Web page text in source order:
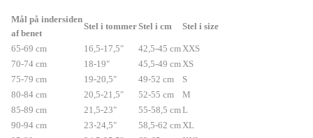
Mål på indersiden
af benet
Stel i tommerStel i cm Stel i size
65-69 cm 16,5-17,5" 42,5-45 cmXXS
70-74 cm
18-19" 45,5-49 cmXS
75-79 cm
19-20,5" 49-52 cm
S
80-84 cm
20,5-21,5" 52-55 cm
M
85-89 cm
21,5-23" 55-58,5 cmL
90-94 cm
23-24,5" 58,5-62 cmXL